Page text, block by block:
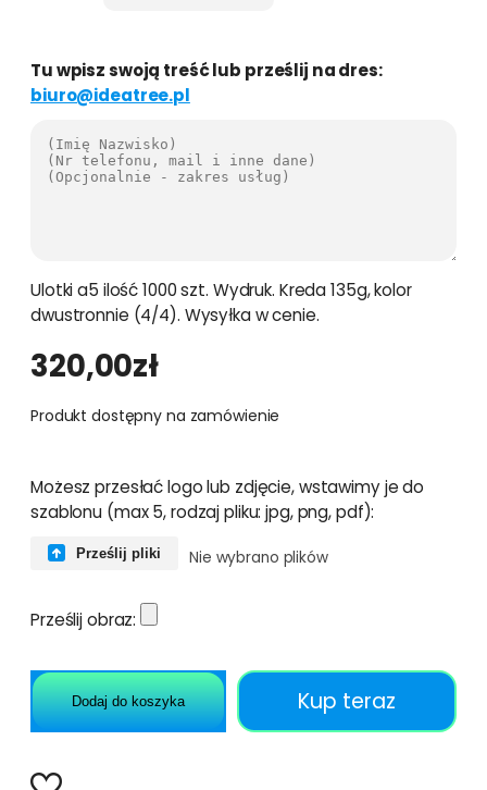
Tu wpisz swoją treść lub prześlij na dres:
biuro@ideatree.pl
Ulotki a5 ilość 1000 szt. Wydruk. Kreda 135g, kolor
dwustronnie (4/4). Wysyłka w cenie.
320,00zł
Produkt dostępny na zamówienie
Możesz przesłać logo lub zdjęcie, wstawimy je do
szablonu (max 5, rodzaj pliku: jpg, png, pdf):
Prześlij pliki Nie wybrano plików
Prześlij obraz:
Dodaj do koszyka Kup teraz